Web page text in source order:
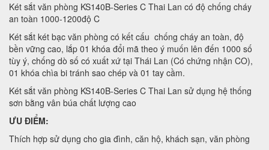
Két sắt văn phòng KS140B-Series C Thai Lan có độ chống cháy
an toàn 1000-1200độ C
Két sắt két bạc văn phòng có kết cấu chống cháy an toàn, độ
bền vững cao, lắp 01 khóa đổi mã theo ý muốn lên đến 1000 số
tùy ý, chống dò số có xuất xứ tại Thái Lan (Có chứng nhận CO),
01 khóa chìa bi tránh sao chép và 01 tay cầm.
Két sắt văn phòng KS140B-Series C Thai Lan sử dụng hệ thống
sơn bằng vân búa chất lượng cao
ƯU ĐIỂM:
Thích hợp sử dụng cho gia đình, căn hộ, khách sạn, văn phòng